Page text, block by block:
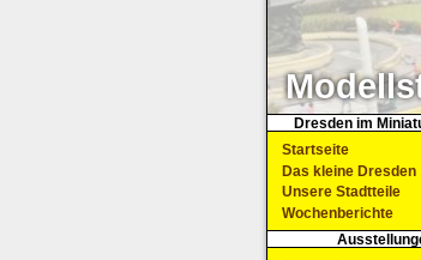
Dresden im
Startseite
Das kleine Dresden
Unsere Stadtteile
Wochenberichte